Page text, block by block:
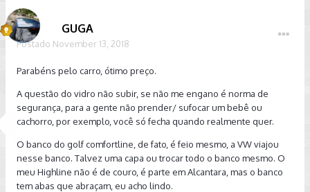
GUGA
Postado November 13, 2018
Parabéns pelo carro, ótimo preço.
A questão do vidro não subir, se não me engano é norma de
segurança, para a gente não prender/ sufocar um bebê ou
cachorro, por exemplo, você só fecha quando realmente quer.
O banco do golf comfortline, de fato, é feio mesmo, a VW viajou
nesse banco. Talvez uma capa ou trocar todo o banco mesmo. O
meu Highline não é de couro, é parte em Alcantara, mas o banco
tem abas que abraçam, eu acho lindo.